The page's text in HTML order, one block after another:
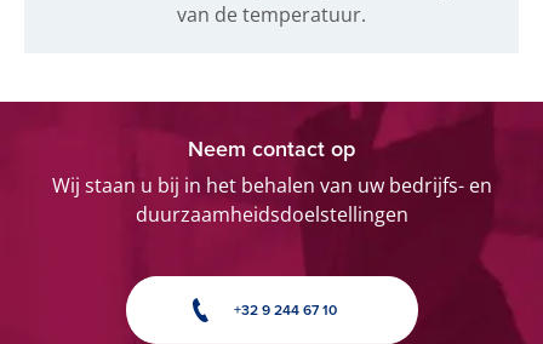
van de temperatuur.
Neem contact op
Wij staan u bij in het behalen van uw bedrijfs- en
duurzaamheidsdoelstellingen
+32 9 244 67 10